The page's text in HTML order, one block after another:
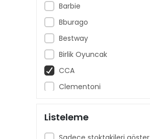
Barbie
Bburago
Bestway
Birlik Oyuncak
CCA
Clementoni
Dede - Fen
Dickie Toys
Listeleme